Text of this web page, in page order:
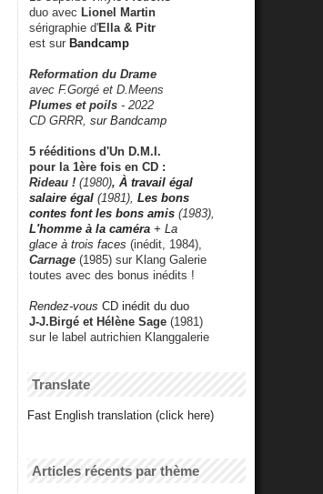
duo avec Lionel Martin
sérigraphie d'Ella & Pitr
est sur Bandcamp
Reformation du Drame
avec F.Gorgé et D.Meens
Plumes et poils - 2022
CD GRRR, sur Bandcamp
5 rééditions d'Un D.M.I.
pour la 1ère fois en CD :
Rideau ! (1980), À travail égal
salaire égal (1981), Les bons
contes font les bons amis (1983),
L'homme à la caméra + La
glace à trois faces (inédit, 1984),
Carnage (1985) sur Klang Galerie
toutes avec des bonus inédits !
Rendez-vous CD inédit du duo
J-J.Birgé et Hélène Sage (1981)
sur le label autrichien Klanggalerie
Translate
Fast English translation (click here)
Articles récents par thème